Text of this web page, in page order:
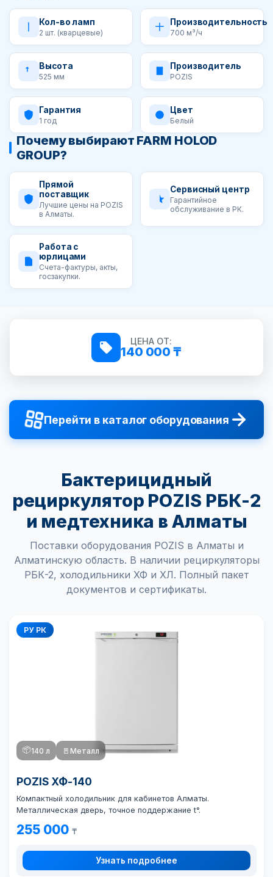
Кол-во ламп
2 шт. (кварцевые)
Производительность
700 м³/ч
Высота
525 мм
Производитель
POZIS
Гарантия
1 год
Цвет
Белый
Почему выбирают FARM HOLOD
GROUP?
Прямой
поставщик
Лучшие цены на POZIS
в Алматы.
Сервисный центр
Гарантийное
обслуживание в РК.
Работа с
юрлицами
Счета-фактуры, акты,
госзакупки.
ЦЕНА ОТ:
140 000 ₸
Перейти в каталог оборудования
Бактерицидный
рециркулятор POZIS РБК-2
и медтехника в Алматы
Поставки оборудования POZIS в Алматы и
Алматинскую область. В наличии рециркуляторы
РБК-2, холодильники ХФ и ХЛ. Полный пакет
документов и сертификаты.
РУ РК
📦140 л 🚪 Металл
POZIS ХФ-140
Компактный холодильник для кабинетов Алматы.
Металлическая дверь, точное поддержание t°.
255 000 ₸
Узнать подробнее